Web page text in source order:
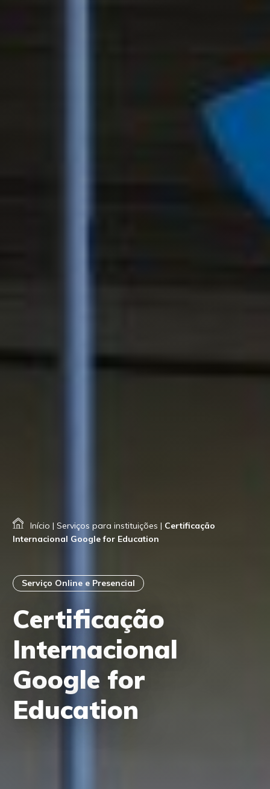
Início | Serviços para instituições | Certificação
Internacional Google for Education
Serviço Online e Presencial
Certificação
Internacional
Google for
Education